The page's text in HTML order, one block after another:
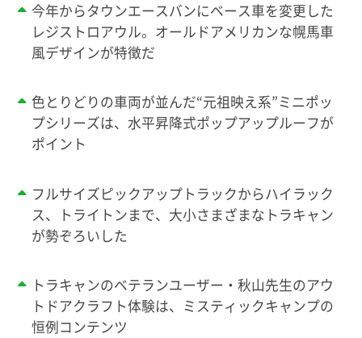
今年からタウンエースバンにベース車を変更した
レジストロアウル。オールドアメリカンな幌馬車
風デザインが特徴だ
色とりどりの車両が並んだ“元祖映え系”ミニポッ
プシリーズは、水平昇降式ポップアップルーフが
ポイント
フルサイズピックアップトラックからハイラック
ス、トライトンまで、大小さまざまなトラキャン
が勢ぞろいした
トラキャンのベテランユーザー・秋山先生のアウ
トドアクラフト体験は、ミスティックキャンプの
恒例コンテンツ